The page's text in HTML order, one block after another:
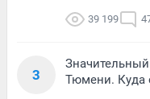
39 199
3
Тюмени. Куда